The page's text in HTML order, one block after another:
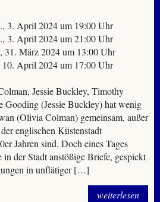
3. April 2024 um 19:00 Uhr
3. April 2024 um 21:00 Uhr
31. März 2024 um 13:00 Uhr
April 2024 um 17:00 Uhr
Jessie Buckley, Timothy
(Jessie Buckley) hat wenig
(Olivia Colman) gemeinsam, außer
englischen Küstenstadt
Jahren sind. Doch eines Tages
der Stadt anstößige Briefe, gespickt
in unflätiger […]
weiterlesen